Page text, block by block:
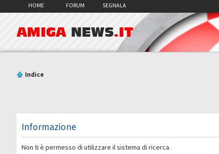
HOME FORUM SEGNALA
AMIGA NEWS.IT
Indice
Informazione
Non ti è permesso di utilizzare il sistema di ricerca.